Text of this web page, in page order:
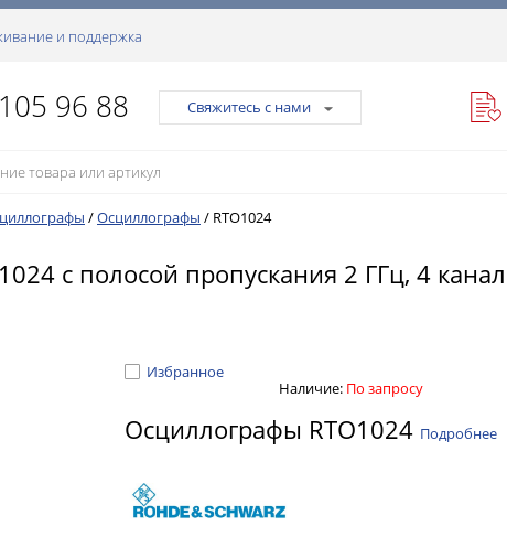
и поддержка
96 88 Свяжитесь с нами
/Осциллографы / RTO1024
с полосой пропускания 2 ГГц, 4
Избранное
Наличие: По запросу
Осциллографы RTO1024 Подробнее